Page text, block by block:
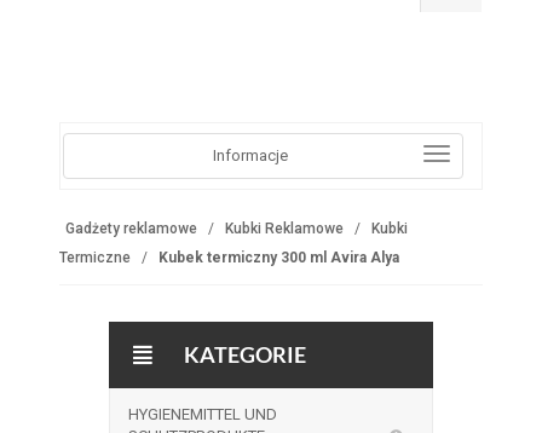
Informacje
Gadżety reklamowe Kubki Reklamowe
Kubki
Termiczne
Kubek termiczny 300 ml Avira Alya
KATEGORIE
HYGIENEMITTEL UND